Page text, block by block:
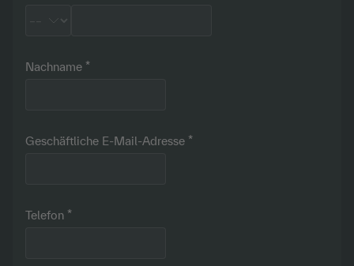
Nachname
Geschäftliche E-Mail-Adresse
Telefon